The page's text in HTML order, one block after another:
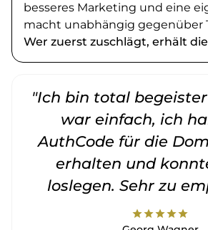
besseres Marketing und eine
macht unabhängig gegenüber
Wer zuerst zuschlägt, erhält
"Ich bin total
war einfach, ich
AuthCode für die
erhalten und
loslegen. Sehr zu
starstarstarstarstar